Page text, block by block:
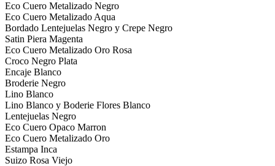
Eco Cuero Metalizado Negro
Eco Cuero Metalizado Aqua
Bordado Lentejuelas Negro y Crepe Negro
Satin Piera Magenta
Eco Cuero Metalizado Oro Rosa
Croco Negro Plata
Encaje Blanco
Broderie Negro
Lino Blanco
Lino Blanco y Boderie Flores Blanco
Lentejuelas Negro
Eco Cuero Opaco Marron
Eco Cuero Metalizado Oro
Estampa Inca
Suizo Rosa Viejo